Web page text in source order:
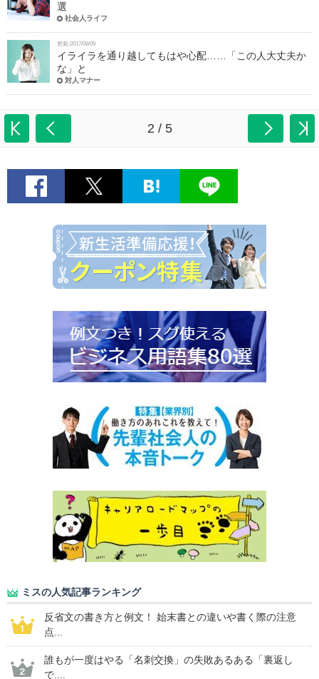
選
社会人ライフ
更新:2017/06/09
イライラを通り越してもはや心配……「この人大丈夫か
な」と
対人マナー
2 / 5
ミスの人気記事ランキング
反省文の書き方と例文！ 始末書との違いや書く際の注意
点...
誰もが一度はやる「名刺交換」の失敗あるある「裏返し
で....